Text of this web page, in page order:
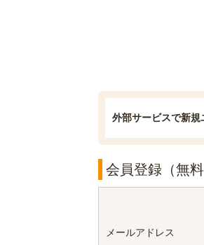
外部サービスで新規
会員登録（無料
メールアドレス